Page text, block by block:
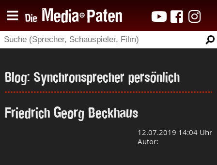
Blog: Synchronsprecher persönlich
Friedrich Georg Beckhaus
12.07.2019 14:04 Uhr
Autor: